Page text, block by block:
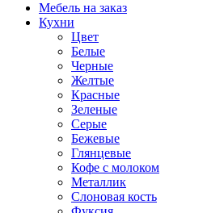
Мебель на заказ
Кухни
Цвет
Белые
Черные
Желтые
Красные
Зеленые
Серые
Бежевые
Глянцевые
Кофе с молоком
Металлик
Слоновая кость